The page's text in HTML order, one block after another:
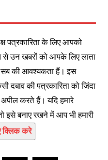
पत्रकारिता के लिए आपको
उन खबरों को आपके लिए लाता
सब की आवश्यकता हैं। इस
दबाव की पत्रकारिता को जिंदा
करते हैं। यदि हमारे
इसे बनाए रखने में आप भी हमारी
क्लिक करे